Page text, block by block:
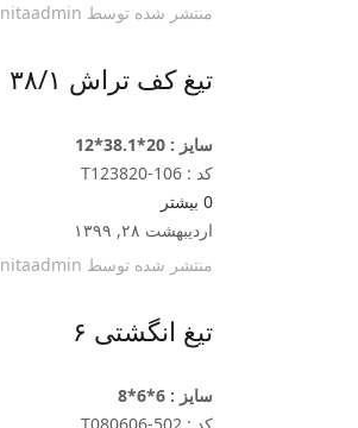
منتشر شده توسط nitaadmin
تیغ کف تراش ۳۸/۱
سایز : 20*38.1*12
کد : T123820-106
0 بیشتر
اردیبهشت ۲۸, ۱۳۹۹
منتشر شده توسط nitaadmin
تیغ انگشتی ۶
سایز : 6*6*8